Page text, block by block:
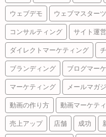
ウェブデモ ウェブマスター
コンサルティング サイト運営
ダイレクトマーケティング
ブランディング ブログマー
マーケティング メールマガ
動画の作り方 動画マーケテ
売上アップ 店舗 成功